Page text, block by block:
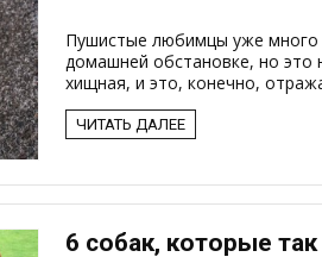
Пушистые любимцы уже много
домашней обстановке, но это
хищная, и это, конечно,
ЧИТАТЬ ДАЛЕЕ
6 собак, которые